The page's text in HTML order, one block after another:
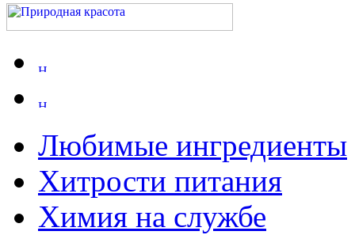
Любимые ингредиенты
Хитрости питания
Химия на службе